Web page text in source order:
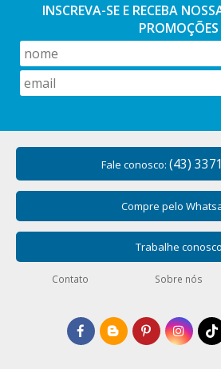
INSCREVA-SE E RECEBA
PROMOÇÕES
Fale conosco: (43)
Compre pelo
Trabalhe conosco
Contato Sobre nós